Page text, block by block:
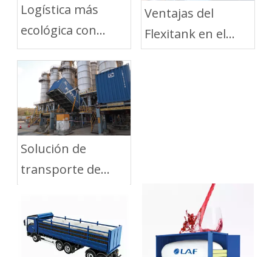
Logística más
ecológica con
soluciones de
embalaje flexibles
Ventajas del
Flexitank en el
Transporte Corto
Solución de
transporte de
silo a silo en
contenedores